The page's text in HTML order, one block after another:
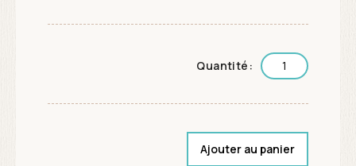
Quantité:
Ajouter au panier